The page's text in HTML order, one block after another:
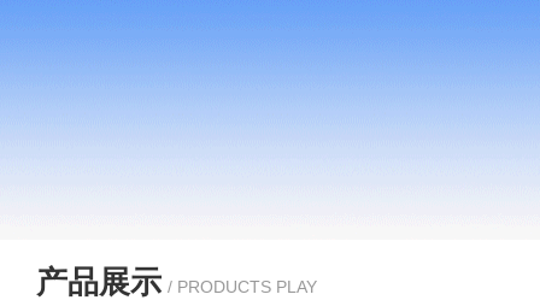
产品展示 / PRODUCTS PLAY